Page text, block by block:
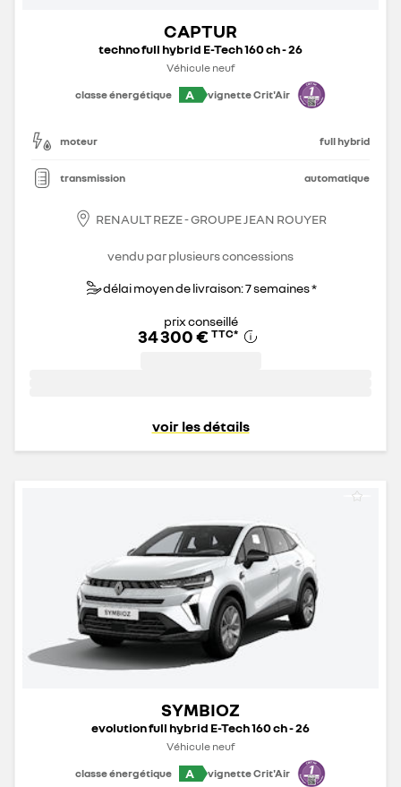
CAPTUR
techno full hybrid E-Tech 160 ch - 26
Véhicule neuf
classe énergétique
A vignette Crit'Air
moteur full hybrid
transmission automatique
RENAULT REZE - GROUPE JEAN ROUYER
vendu par plusieurs concessions
délai moyen de livraison: 7 semaines *
prix conseillé
34 300 € TTC*
voir les détails
SYMBIOZ
evolution full hybrid E-Tech 160 ch - 26
Véhicule neuf
classe énergétique
A vignette Crit'Air